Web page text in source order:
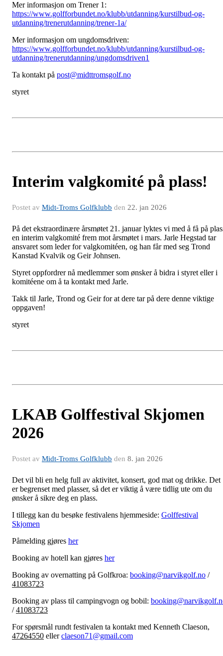
Mer informasjon om Trener 1:
https://www.golfforbundet.no/klubb/utdanning/kurstilbud-og-
utdanning/trenerutdanning/trener-1a/
Mer informasjon om ungdomsdriven:
https://www.golfforbundet.no/klubb/utdanning/kurstilbud-og-
utdanning/trenerutdanning/ungdomsdriven1
Ta kontakt på post@midttromsgolf.no
styret
Interim valgkomité på plass!
Postet av Midt-Troms Golfklubb den 22. jan 2026
På det ekstraordinære årsmøtet 21. januar lyktes vi med å få på
en interim valgkomité frem mot årsmøtet i mars. Jarle Hegstad tar
ansvaret som leder for valgkomitéen, og han får med seg Trond
Kanstad Kvalvik og Geir Johnsen.
Styret oppfordrer nå medlemmer som ønsker å bidra i styret eller i
komitéene om å ta kontakt med Jarle.
Takk til Jarle, Trond og Geir for at dere tar på dere denne viktige
oppgaven!
styret
LKAB Golffestival Skjomen
2026
Postet av Midt-Troms Golfklubb den 8. jan 2026
Det vil bli en helg full av aktivitet, konsert, god mat og drikke. Det
er begrenset med plasser, så det er viktig å være tidlig ute om du
ønsker å sikre deg en plass.
I tillegg kan du besøke festivalens hjemmeside: Golffestival
Skjomen
Påmelding gjøres her
Booking av hotell kan gjøres her
Booking av overnatting på Golfkroa: booking@narvikgolf.no /
41083723
Booking av plass til campingvogn og bobil:
/41083723
For spørsmål rundt festivalen ta kontakt med Kenneth Claeson,
47264550 ellerclaeson71@gmail.com